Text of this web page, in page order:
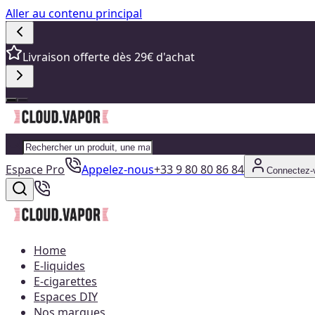
Aller au contenu principal
Livraison offerte dès 29€ d'achat
Espace Pro Appelez-nous+33 9 80 80 86 84 Connectez-
Home
E-liquides
E-cigarettes
Espaces DIY